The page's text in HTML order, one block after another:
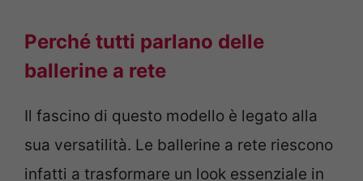
Perché tutti parlano delle
ballerine a rete
Il fascino di questo modello è legato alla
sua versatilità. Le ballerine a rete riescono
infatti a trasformare un look essenziale in